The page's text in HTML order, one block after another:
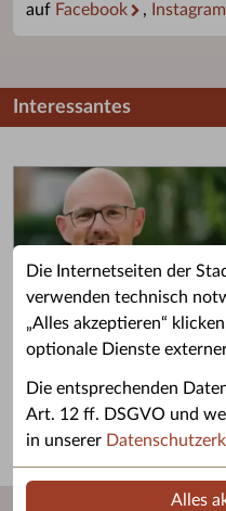
Die Internetseiten der
verwenden technisch
„Alles akzeptieren“
optionale Dienste
Die entsprechenden
Art. 12 ff. DSGVO und
in unserer
Alles
auf Facebook , Instagram
Interessantes
Grußwort des OB